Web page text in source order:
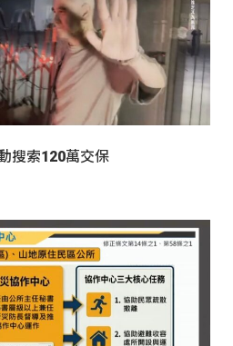
搜索120萬交保